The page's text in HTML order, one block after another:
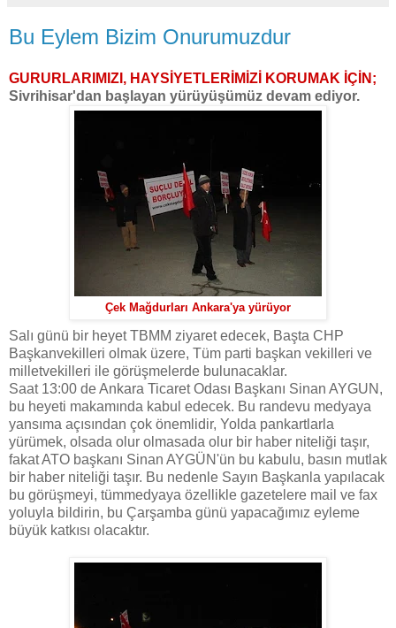
Bu Eylem Bizim Onurumuzdur
GURURLARIMIZI, HAYSİYETLERİMİZİ KORUMAK İÇİN;
Sivrihisar'dan başlayan yürüyüşümüz devam ediyor.
Çek Mağdurları Ankara'ya yürüyor
Salı günü bir heyet TBMM ziyaret edecek, Başta CHP
Başkanvekilleri olmak üzere, Tüm parti başkan vekilleri ve
milletvekilleri ile görüşmelerde bulunacaklar.
Saat 13:00 de Ankara Ticaret Odası Başkanı Sinan AYGUN,
bu heyeti makamında kabul edecek. Bu randevu medyaya
yansıma açısından çok önemlidir, Yolda pankartlarla
yürümek, olsada olur olmasada olur bir haber niteliği taşır,
fakat ATO başkanı Sinan AYGÜN'ün bu kabulu, basın mutlak
bir haber niteliği taşır. Bu nedenle Sayın Başkanla yapılacak
bu görüşmeyi, tümmedyaya özellikle gazetelere mail ve fax
yoluyla bildirin, bu Çarşamba günü yapacağımız eyleme
büyük katkısı olacaktır.